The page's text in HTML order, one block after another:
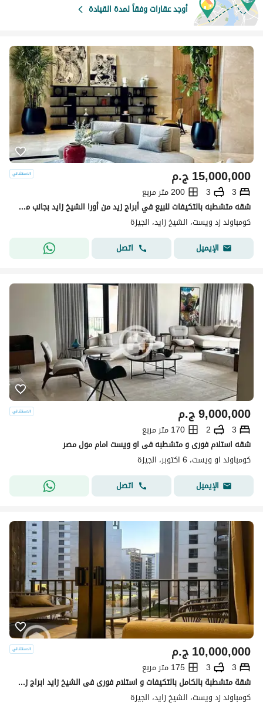
أوجد عقارات وفقاً لمدة القيادة
ج.م15,000,000
3
3
200 متر مربع
شقه متشطبه بالتكيفات للبيع في أبراج زيد من أورا الشيخ زايد بجانب مول أركان و هايبر وان
كومباوند زد ويست، الشيخ زايد، الجيزة
الإيميل
اتصل
ج.م9,000,000
3
2
170 متر مربع
شقه استلام فورى و متشطبه فى او ويست امام مول مصر
كومباوند او ويست، 6 اكتوبر، الجيزة
الإيميل
اتصل
ج.م10,000,000
3
3
175 متر مربع
شقة متشطبة بالكامل بالتكيفات و استلام فورى فى الشيخ زايد ابراج زد اورا
كومباوند زد ويست، الشيخ زايد، الجيزة